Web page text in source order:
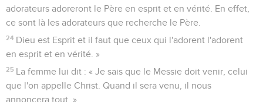
adorateurs adoreront le Père en esprit et en vérité. En effet,
ce sont là les adorateurs que recherche le Père.
24 Dieu est Esprit et il faut que ceux qui l'adorent l'adorent
en esprit et en vérité. »
25 La femme lui dit : « Je sais que le Messie doit venir, celui
que l'on appelle Christ. Quand il sera venu, il nous
annoncera tout. »